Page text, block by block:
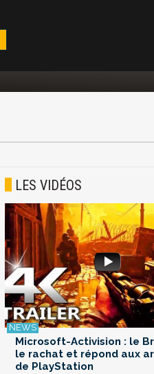
LES VIDÉOS
Microsoft-Activision : le
le rachat et répond aux
de PlayStation